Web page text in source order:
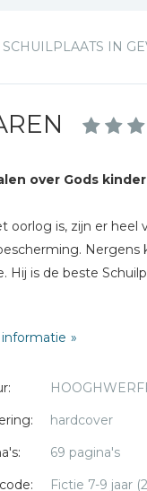
SCHUILPLAATS IN
over Gods
oorlog is, zijn er heel
Nergens
Hij is de beste
Wereldoorlog
steeds weer de
tekeningen bij
hardcover
69 pagina's
Fictie 7-9 jaar